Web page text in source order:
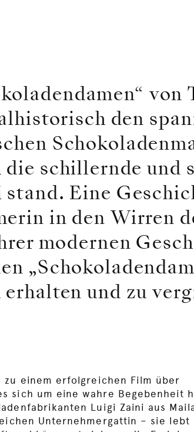
von
den
schillernde und
Eine
in den Wirren
modernen
und zu
einem erfolgreichen Film über
sich um eine wahre Begebenheit
Luigi Zaini aus
Unternehmergattin – sie lebt